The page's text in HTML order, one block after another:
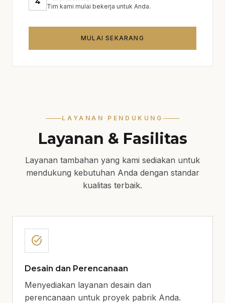
Tim kami mulai bekerja untuk Anda.
MULAI SEKARANG
LAYANAN PENDUKUNG
Layanan & Fasilitas
Layanan tambahan yang kami sediakan untuk
mendukung kebutuhan Anda dengan standar
kualitas terbaik.
task_alt
Desain dan Perencanaan
Menyediakan layanan desain dan
perencanaan untuk proyek pabrik Anda.